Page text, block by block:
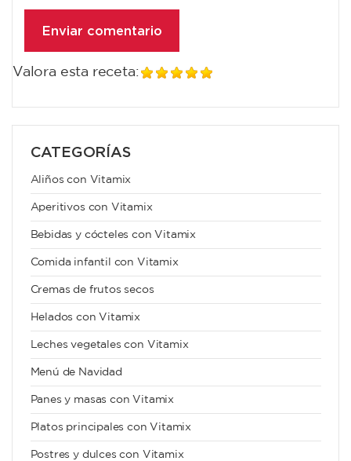
Valora esta receta:
CATEGORÍAS
Aliños con Vitamix
Aperitivos con Vitamix
Bebidas y cócteles con Vitamix
Comida infantil con Vitamix
Cremas de frutos secos
Helados con Vitamix
Leches vegetales con Vitamix
Menú de Navidad
Panes y masas con Vitamix
Platos principales con Vitamix
Postres y dulces con Vitamix